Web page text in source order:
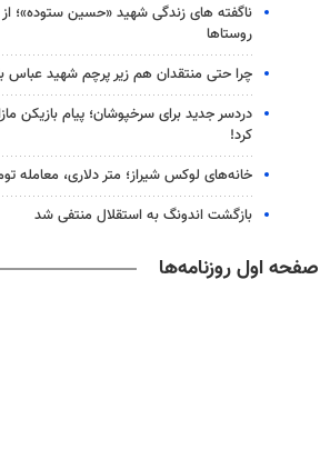
ناگفته های زندگی شهید «حسین ستوده»؛
روستاها
چرا حتی منتقدان هم زیر پرچم شهید عباس
دردسر جدید برای سرخپوشان؛ پیام بازیکن
کرد!
خانه‌های لوکس شیراز؛ متر دلاری، معامله
بازگشت اندونگ به استقلال منتفی شد
صفحه اول روزنامه‌ها